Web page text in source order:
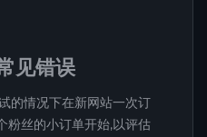
见错误
的情况下在新网站一次订
粉丝的小订单开始,以评估